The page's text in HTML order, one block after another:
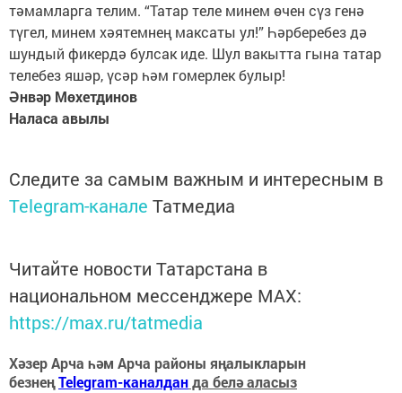
тәмамларга телим. “Татар теле минем өчен сүз генә
түгел, минем хәятемнең максаты ул!” Һәрберебез дә
шундый фикердә булсак иде. Шул вакытта гына татар
телебез яшәр, үсәр һәм гомерлек булыр!
Әнвәр Мөхетдинов
Наласа авылы
Следите за самым важным и интересным в
Telegram-канале Татмедиа
Читайте новости Татарстана в
национальном мессенджере MАХ:
https://max.ru/tatmedia
Хәзер Арча һәм Арча районы яңалыкларын
безнеңTelegram-каналданда белә аласыз